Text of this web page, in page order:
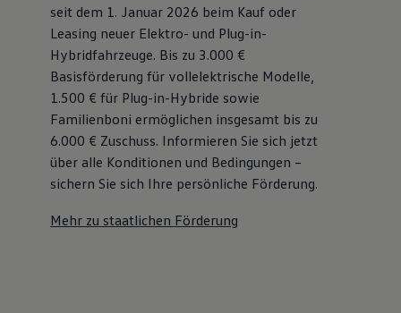
seit dem 1. Januar 2026 beim Kauf oder
Leasing neuer Elektro- und Plug-in-
Hybridfahrzeuge. Bis zu 3.000 €
Basisförderung für vollelektrische Modelle,
1.500 € für Plug-in-Hybride sowie
Familienboni ermöglichen insgesamt bis zu
6.000 € Zuschuss⁠. Informieren Sie sich jetzt
über alle Konditionen und Bedingungen –
sichern Sie sich Ihre persönliche Förderung.
Mehr zu staatlichen Förderung